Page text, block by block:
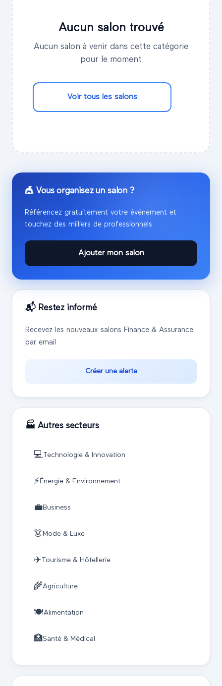
Aucun salon trouvé
Aucun salon à venir dans cette catégorie
pour le moment
Voir tous les salons
🎪 Vous organisez un salon ?
Référencez gratuitement votre événement et
touchez des milliers de professionnels
Ajouter mon salon
📬 Restez informé
Recevez les nouveaux salons Finance & Assurance
par email
Créer une alerte
🏭 Autres secteurs
💻Technologie & Innovation
⚡ Énergie & Environnement
💼Business
👗 Mode & Luxe
✈️Tourisme & Hôtellerie
🌾Agriculture
🍽️Alimentation
🏥 Santé & Médical